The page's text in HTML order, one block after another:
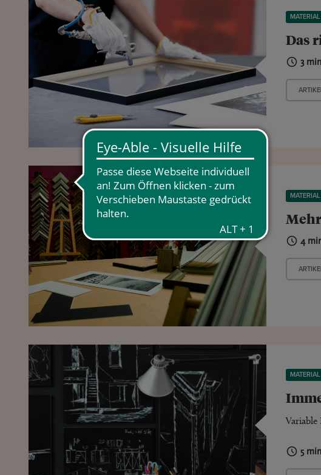
Das
3 min
4
5 min